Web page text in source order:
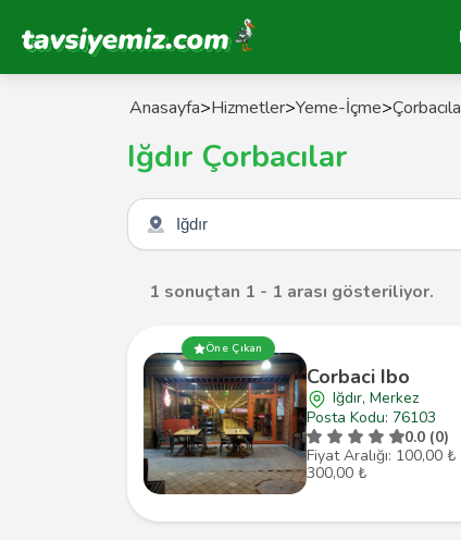
Tavsiyemiz Anasayfa
Anasayfa>Hizmetler>Yeme-İçme>
Iğdır Çorbacılar
Şehir seçin
1 sonuçtan 1 - 1 arası gösteriliyor.
Öne Çıkan
Corbaci Ibo
Iğdır, Merkez
Posta Kodu: 76103
0.0 (0)
Fiyat Aralığı: 100,00 ₺
300,00 ₺